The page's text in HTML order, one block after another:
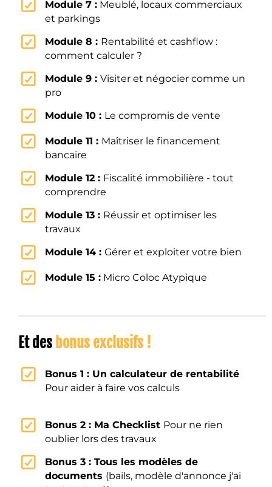
Module 7 :Meublé, locaux commerciaux
et parkings
Module 8 : Rentabilité et cashflow :
comment calculer ?
Module 9 : Visiter et négocier comme un
pro
Module 10 : Le compromis de vente
Module 11 : Maîtriser le financement
bancaire
Module 12 : Fiscalité immobilière - tout
comprendre
Module 13 : Réussir et optimiser les
travaux
Module 14 : Gérer et exploiter votre bien
Module 15 :Micro Coloc Atypique
Et des bonus exclusifs !
Bonus 1 : Un calculateur de rentabilité
Pour aider à faire vos calculs
Bonus 2 : Ma Checklist Pour ne rien
oublier lors des travaux
Bonus 3 : Tous les modèles de
documents (bails, modèle d'annonce j'ai